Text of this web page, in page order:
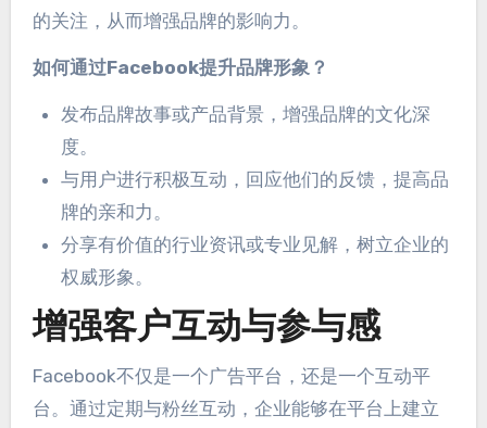
的关注 ， 从而增强品牌的影响力。
如何通过Facebook提升品牌形象？
发布品牌故事或产品背景， 增强品牌的文化深
度。
与用户进行积极互动 ， 回应他们的反馈， 提高品
牌的亲和力。
分享有价值的行业资讯或专业见解， 树立企业的
权威形象。
增强客户互动与参与感
Facebook不仅是一个广告平台 ， 还是一个互动平
台 。 通过定期与粉丝互动 ， 企业能够在平台上建立